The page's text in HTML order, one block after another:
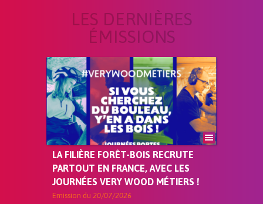
LES DERNIÈRES
ÉMISSIONS
LA FILIÈRE FORÊT-BOIS RECRUTE
PARTOUT EN FRANCE, AVEC LES
JOURNÉES VERY WOOD MÉTIERS !
Emission du 20/07/2026